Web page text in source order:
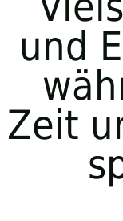
und
Zeit